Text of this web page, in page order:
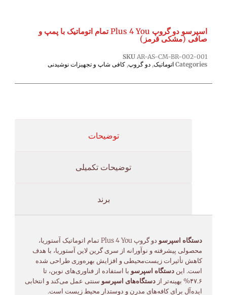
اسپرسو دو گروپ Plus 4 You تمام اتوماتیک با پمپ و
صافی (مشکی قرمز)
SKUAR-AS-CM-BR-002-001
Categories اتوماتیک, دو گروپ, کافی شاپ و تجهیزات نوشیدنی
توضیحات
توضیحات تکمیلی
برند
دستگاه اسپرسو
دو گروپ Plus 4 You تمام اتوماتیک آستوریا،
محصولی پیشرفته و نوآورانه از سری گرین لاین آستوریا، با هدف
کاهش تأثیرات زیست‌محیطی و افزایش بهره‌وری طراحی شده
است. این دستگاه اسپرسو با استفاده از فناوری‌های نوین، تا
۴۷.۶% بهینه‌تر از
دستگاه‌های اسپرسو سنتی عمل می‌کند و انتخابی
ایده‌آل برای کافه‌های مدرن و دوستدار محیط زیست است.